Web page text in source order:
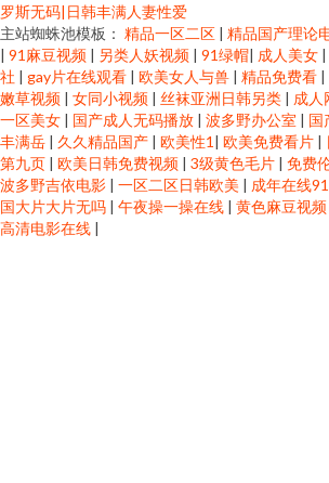
罗斯无码|日韩丰满人妻性爱
主站蜘蛛池模板： 精品一区二区 | 精品国产理论
| 91麻豆视频 | 另类人妖视频 | 91绿帽| 成人美女 |
社 | gay片在线观看 | 欧美女人与兽 | 精品免费看 |
嫩草视频 | 女同小视频 | 丝袜亚洲日韩另类 | 成人
一区美女 | 国产成人无码播放 | 波多野办公室 | 国
丰满岳 | 久久精品国产 | 欧美性1 | 欧美免费看片 |
第九页 | 欧美日韩免费视频 | 3级黄色毛片 | 免费
波多野吉依电影 | 一区二区日韩欧美 | 成年在线
国大片大片无吗 | 午夜操一操在线 | 黄色麻豆视频
高清电影在线 |